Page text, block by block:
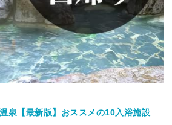
泉【最新版】おススメの10入浴施設